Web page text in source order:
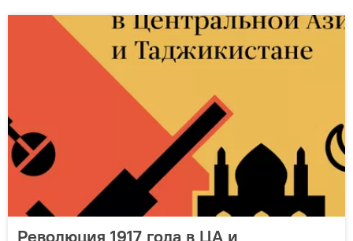
Революция 1917 года в ЦА и